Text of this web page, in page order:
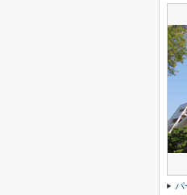
パ